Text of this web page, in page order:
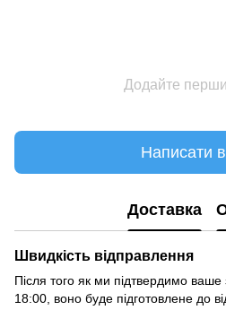
Додайте
Написати
Доставка
Швидкість відправлення
Після того як ми підтвердимо
18:00, воно буде підготовлене до